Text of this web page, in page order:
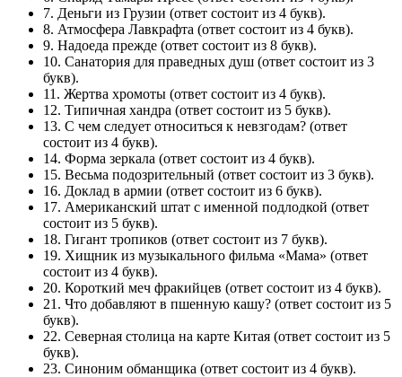
7. Деньги из Грузии (ответ состоит из 4 букв).
8. Атмосфера Лавкрафта (ответ состоит из 4 букв).
9. Надоеда прежде (ответ состоит из 8 букв).
10. Санатория для праведных душ (ответ состоит из 3
букв).
11. Жертва хромоты (ответ состоит из 4 букв).
12. Типичная хандра (ответ состоит из 5 букв).
13. С чем следует относиться к невзгодам? (ответ
состоит из 4 букв).
14. Форма зеркала (ответ состоит из 4 букв).
15. Весьма подозрительный (ответ состоит из 3 букв).
16. Доклад в армии (ответ состоит из 6 букв).
17. Американский штат с именной подлодкой (ответ
состоит из 5 букв).
18. Гигант тропиков (ответ состоит из 7 букв).
19. Хищник из музыкального фильма «Мама» (ответ
состоит из 4 букв).
20. Короткий меч фракийцев (ответ состоит из 4 букв).
21. Что добавляют в пшенную кашу? (ответ состоит из 5
букв).
22. Северная столица на карте Китая (ответ состоит из 5
букв).
23. Синоним обманщика (ответ состоит из 4 букв).